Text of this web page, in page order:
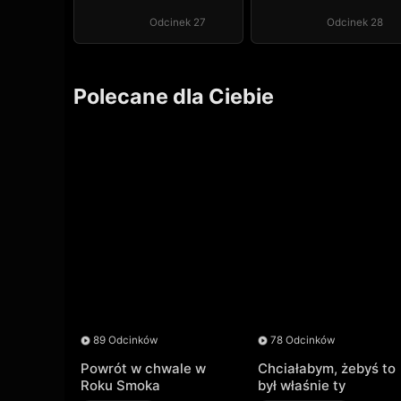
Odcinek 27 Odcinek 28
Polecane dla Ciebie
89 Odcinków
Powrót w chwale w
Roku Smoka
78 Odcinków
Chciałabym, żebyś to
był właśnie ty